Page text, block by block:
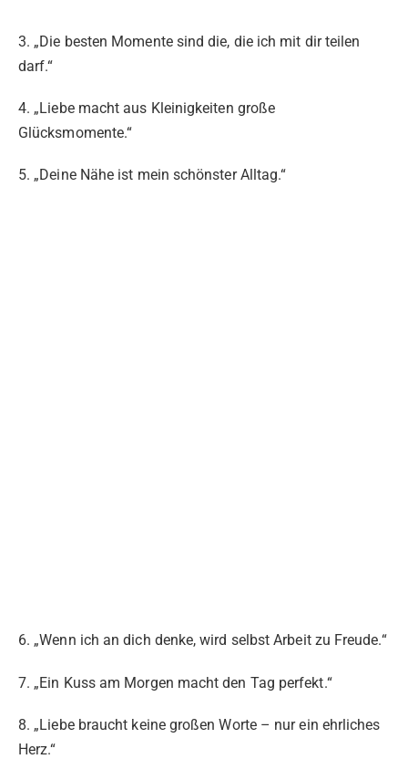
3. „Die besten Momente sind die, die ich mit dir teilen
darf.“
4. „Liebe macht aus Kleinigkeiten große
Glücksmomente.“
5. „Deine Nähe ist mein schönster Alltag.“
6. „Wenn ich an dich denke, wird selbst Arbeit zu Freude.“
7. „Ein Kuss am Morgen macht den Tag perfekt.“
8. „Liebe braucht keine großen Worte – nur ein ehrliches
Herz.“